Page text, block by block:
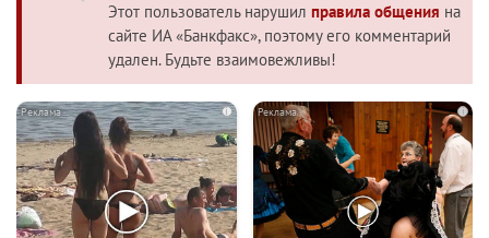
Этот пользователь нарушил правила общения на
сайте ИА «Банкфакс», поэтому его комментарий
удален. Будьте взаимовежливы!
i i